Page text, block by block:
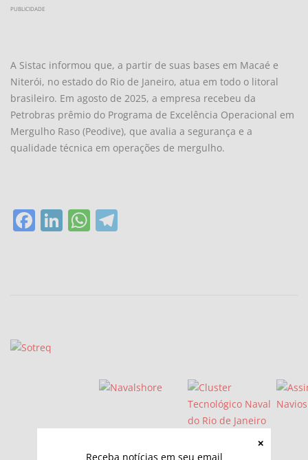
Receba notícias em seu email
PUBLICIDADE
A Sistac informou que, a partir de suas bases em Macaé e
Niterói, no estado do Rio de Janeiro, atua em todo o litoral
brasileiro. Em agosto de 2025, a empresa recebeu da
Petrobras prêmio do Programa de Excelência Operacional em
Mergulho Raso (Peodive), que avalia a segurança e a
qualidade técnica em operações de mergulho.
Facebook
LinkedIn
WhatsApp